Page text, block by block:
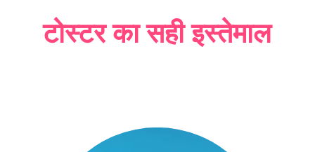
टोस्टर का सही इस्तेमाल